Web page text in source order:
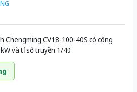
Chengming CV18-100-40S có công
và tỉ số truyền 1/40